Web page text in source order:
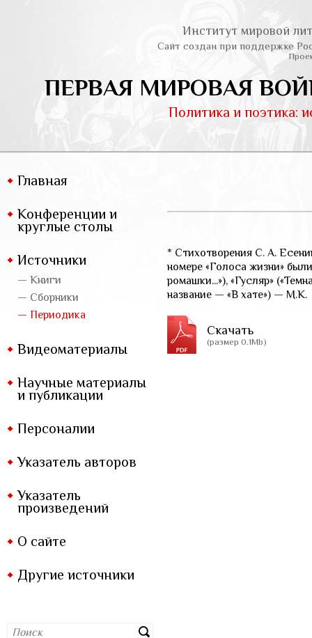
Институт мировой
Сайт создан при поддержке
ПЕРВАЯ МИРОВАЯ
Политика и поэтика:
Главная
Конференции и
круглые столы
Источники
— Книги
— Сборники
— Периодика
Видеоматериалы
Научные материалы
и публикации
Персоналии
Указатель авторов
Указатель
произведений
О сайте
Другие источники
* Стихотворения С. А.
номере «Голоса жизни»
ромашки...»), «Гусляр»
название — «В хате») — М.К.
Скачать
(размер 0.1Mb)